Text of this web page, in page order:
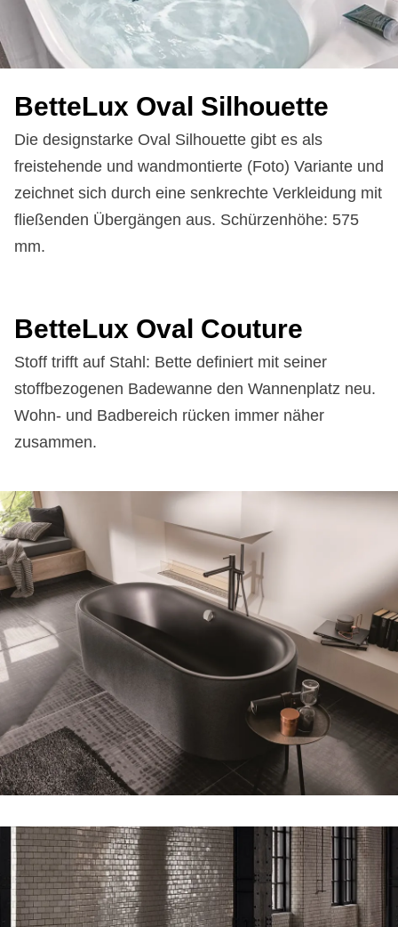
Bet­te­Lux Oval Sil­hou­et­te
Die designstarke Oval Silhouette gibt es als
freistehende und wandmontierte (Foto) Variante und
zeichnet sich durch eine senkrechte Verkleidung mit
fließenden Übergängen aus. Schürzenhöhe: 575
mm.
Bet­te­Lux Oval Cou­ture
Stoff trifft auf Stahl: Bette definiert mit seiner
stoffbezogenen Badewanne den Wannenplatz neu.
Wohn- und Badbereich rücken immer näher
zusammen.